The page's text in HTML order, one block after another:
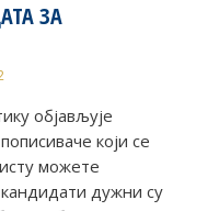
ЗА
објављује
који се
можете
дужни су